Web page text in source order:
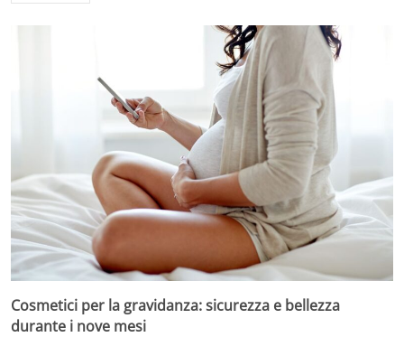
Cosmetici per la gravidanza: sicurezza e bellezza
durante i nove mesi